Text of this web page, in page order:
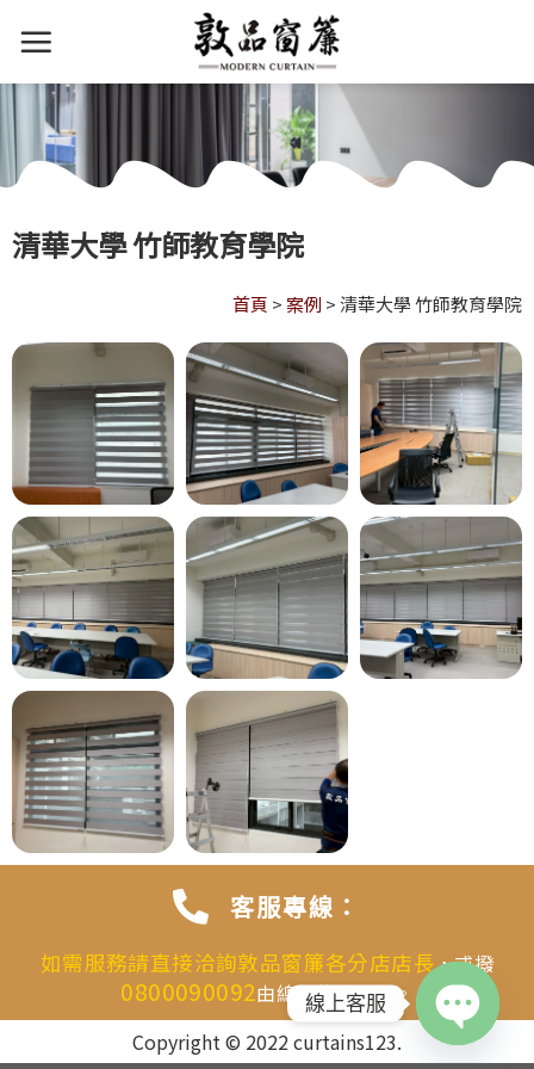
清華大學 竹師教育學院
首頁 >案例 >清華大學 竹師教育學院
客服專線：
如需服務請直接洽詢敦品窗簾各分店店長，或撥
0800090092由總機為您分配。
Copyright © 2022 curtains123.
線上客服